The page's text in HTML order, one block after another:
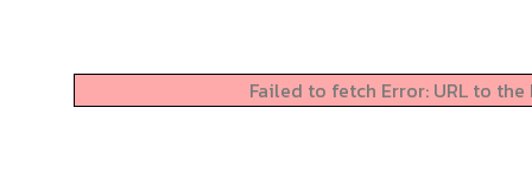
Failed to fetch Error: URL to